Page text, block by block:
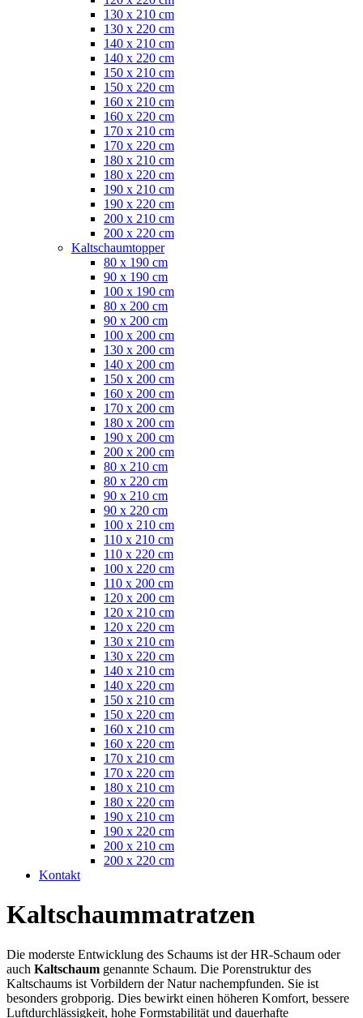
130 x 210 cm
130 x 220 cm
140 x 210 cm
140 x 220 cm
150 x 210 cm
150 x 220 cm
160 x 210 cm
160 x 220 cm
170 x 210 cm
170 x 220 cm
180 x 210 cm
180 x 220 cm
190 x 210 cm
190 x 220 cm
200 x 210 cm
200 x 220 cm
Kaltschaumtopper
80 x 190 cm
90 x 190 cm
100 x 190 cm
80 x 200 cm
90 x 200 cm
100 x 200 cm
130 x 200 cm
140 x 200 cm
150 x 200 cm
160 x 200 cm
170 x 200 cm
180 x 200 cm
190 x 200 cm
200 x 200 cm
80 x 210 cm
80 x 220 cm
90 x 210 cm
90 x 220 cm
100 x 210 cm
110 x 210 cm
110 x 220 cm
100 x 220 cm
110 x 200 cm
120 x 200 cm
120 x 210 cm
120 x 220 cm
130 x 210 cm
130 x 220 cm
140 x 210 cm
140 x 220 cm
150 x 210 cm
150 x 220 cm
160 x 210 cm
160 x 220 cm
170 x 210 cm
170 x 220 cm
180 x 210 cm
180 x 220 cm
190 x 210 cm
190 x 220 cm
200 x 210 cm
200 x 220 cm
Kontakt
Kaltschaummatratzen
Die moderste Entwicklung des Schaums ist der HR-Schaum oder
auch Kaltschaum genannte Schaum. Die Porenstruktur des
Kaltschaums ist Vorbildern der Natur nachempfunden. Sie ist
besonders grobporig. Dies bewirkt einen höheren Komfort, bessere
Luftdurchlässigkeit, hohe Formstabilität und dauerhafte